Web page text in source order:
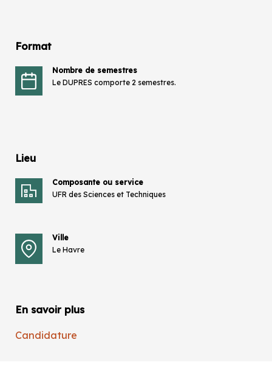
Format
Nombre de semestres
Le DUPRES comporte 2 semestres.
Lieu
Composante ou service
UFR des Sciences et Techniques
Ville
Le Havre
En savoir plus
Candidature